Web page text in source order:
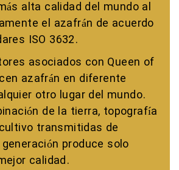
alta calidad del mundo al
el azafrán de acuerdo
ISO 3632.
asociados con Queen of
azafrán en diferente
otro lugar del mundo.
de la tierra, topografía
transmitidas de
produce solo
calidad.